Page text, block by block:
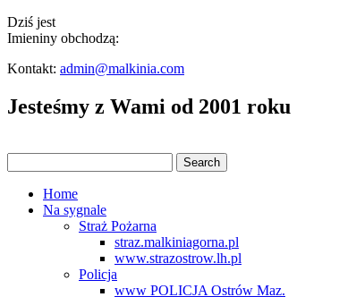
Dziś jest
Imieniny obchodzą:
Kontakt: admin@malkinia.com
Jesteśmy z Wami od 2001 roku
Home
Na sygnale
Straż Pożarna
straz.malkiniagorna.pl
www.strazostrow.lh.pl
Policja
www POLICJA Ostrów Maz.